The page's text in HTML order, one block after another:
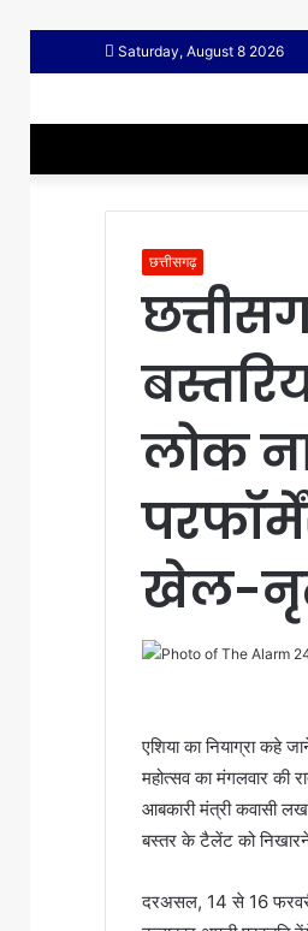
Saturday, August 8 2026
छत्तीसगढ़
लोक
खेल-
एशिया का नियाग्रा कहे
महोत्सव का मंगलवार की
आबकारी मंत्री कवासी
बस्तर के टैलेंट को
दरअसल, 14 से 16 फरवरी